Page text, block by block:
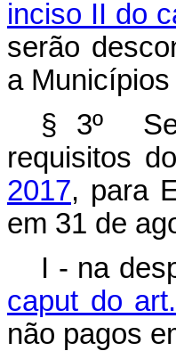
inciso II do
serão
a
§ 3º
requisitos do
2017, para
em 31 de
I - na
caput do
não pagos